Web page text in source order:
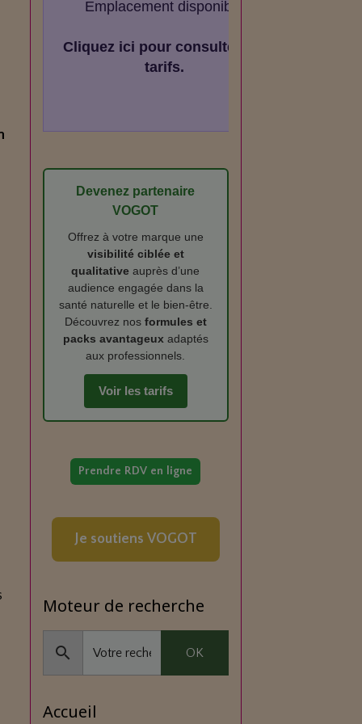
Emplacement disponible
Cliquez ici pour consulter les
tarifs.
Devenez partenaire
VOGOT
Offrez à votre marque une
visibilité ciblée et
qualitative auprès d’une
audience engagée dans la
santé naturelle et le bien‑être.
Découvrez nos formules et
packs avantageuxadaptés
aux professionnels.
Voir les tarifs
Prendre RDV en ligne
Je soutiens VOGOT
Moteur de recherche
OK
Accueil